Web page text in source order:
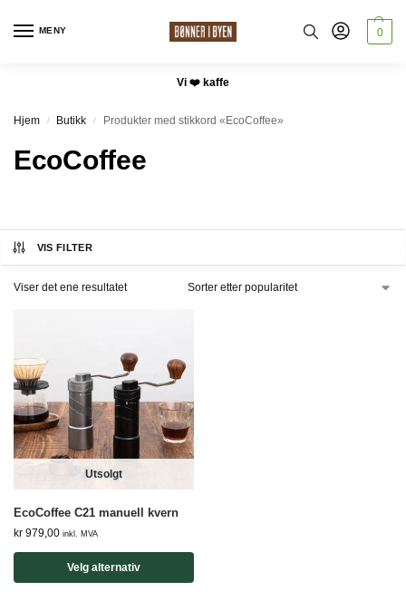
MENY 0
Vi ❤️ kaffe
Hjem / Butikk / Produkter med stikkord «EcoCoffee»
EcoCoffee
VIS FILTER
Viser det ene resultatet
Utsolgt
EcoCoffee C21 manuell kvern
kr 979,00 inkl. MVA
Velg alternativ